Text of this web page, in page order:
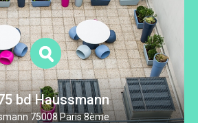
bd Haussmann
75008 Paris 8ème